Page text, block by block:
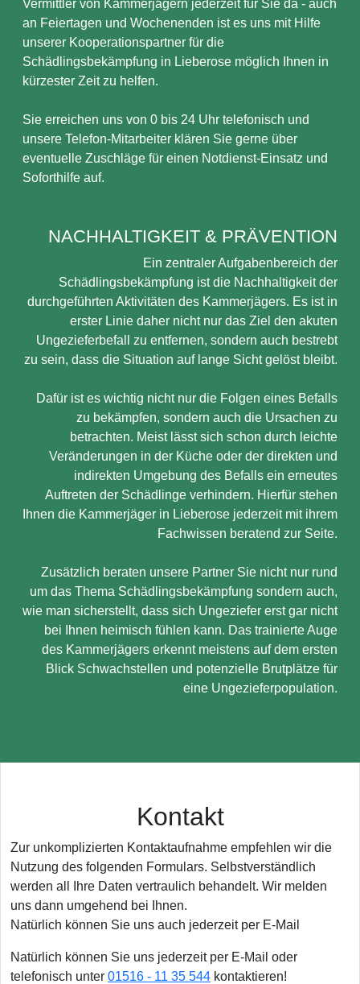
Vermittler von Kammerjägern jederzeit für Sie da - auch
an Feiertagen und Wochenenden ist es uns mit Hilfe
unserer Kooperationspartner für die
Schädlingsbekämpfung in Lieberose möglich Ihnen in
kürzester Zeit zu helfen.
Sie erreichen uns von 0 bis 24 Uhr telefonisch und
unsere Telefon-Mitarbeiter klären Sie gerne über
eventuelle Zuschläge für einen Notdienst-Einsatz und
Soforthilfe auf.
NACHHALTIGKEIT & PRÄVENTION
Ein zentraler Aufgabenbereich der
Schädlingsbekämpfung ist die Nachhaltigkeit der
durchgeführten Aktivitäten des Kammerjägers. Es ist in
erster Linie daher nicht nur das Ziel den akuten
Ungezieferbefall zu entfernen, sondern auch bestrebt
zu sein, dass die Situation auf lange Sicht gelöst bleibt.
Dafür ist es wichtig nicht nur die Folgen eines Befalls
zu bekämpfen, sondern auch die Ursachen zu
betrachten. Meist lässt sich schon durch leichte
Veränderungen in der Küche oder der direkten und
indirekten Umgebung des Befalls ein erneutes
Auftreten der Schädlinge verhindern. Hierfür stehen
Ihnen die Kammerjäger in Lieberose jederzeit mit ihrem
Fachwissen beratend zur Seite.
Zusätzlich beraten unsere Partner Sie nicht nur rund
um das Thema Schädlingsbekämpfung sondern auch,
wie man sicherstellt, dass sich Ungeziefer erst gar nicht
bei Ihnen heimisch fühlen kann. Das trainierte Auge
des Kammerjägers erkennt meistens auf dem ersten
Blick Schwachstellen und potenzielle Brutplätze für
eine Ungezieferpopulation.
Kontakt
Zur unkomplizierten Kontaktaufnahme empfehlen wir die
Nutzung des folgenden Formulars. Selbstverständlich
werden all Ihre Daten vertraulich behandelt. Wir melden
uns dann umgehend bei Ihnen.
Natürlich können Sie uns auch jederzeit per E-Mail
Natürlich können Sie uns jederzeit per E-Mail oder
telefonisch unter 01516 - 11 35 544 kontaktieren!